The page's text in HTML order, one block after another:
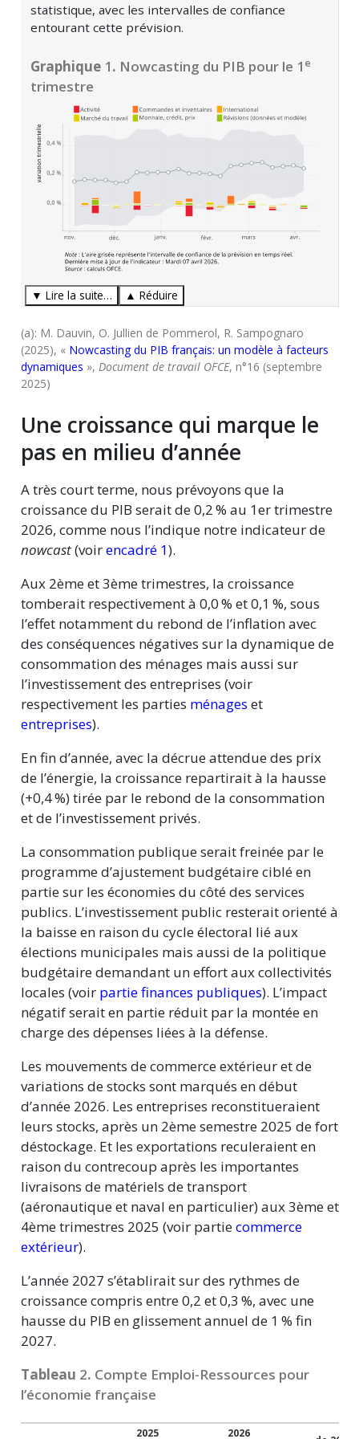
statistique, avec les intervalles de confiance
entourant cette prévision.
Graphique 1. Nowcasting du PIB pour le 1 e
trimestre
▼ Lire la suite… ▲ Réduire
(a): M. Dauvin, O. Jullien de Pommerol, R. Sampognaro
(2025), « Nowcasting du PIB français: un modèle à facteurs
dynamiques », Document de travail OFCE, n°16 (septembre
2025)
Une croissance qui marque le
pas en milieu d’année
A très court terme, nous prévoyons que la
croissance du PIB serait de 0,2 % au 1er trimestre
2026, comme nous l’indique notre indicateur de
nowcast(voirencadré 1).
Aux 2ème et 3ème trimestres, la croissance
tomberait respectivement à 0,0 % et0,1 %, sous
l’effet notamment du rebond de l’inflation avec
des conséquences négatives sur la dynamique de
consommation des ménages mais aussi sur
l’investissement des entreprises (voir
respectivement les parties ménages et
entreprises).
En fin d’année, avec la décrue attendue des prix
de l’énergie, la croissance repartirait à la hausse
(+0,4 %)tirée par le rebond de la consommation
et de l’investissement privés.
La consommation publique serait freinée par le
programme d’ajustement budgétaire ciblé en
partie sur les économies du côté des services
publics. L’investissement public resterait orienté à
la baisse en raison du cycle électoral lié aux
élections municipales mais aussi de la politique
budgétaire demandant un effort aux collectivités
locales (voir partie finances publiques). L’impact
négatif serait en partie réduit par la montée en
charge des dépenses liées à la défense.
Les mouvements de commerce extérieur et de
variations de stocks sont marqués en début
d’année 2026. Les entreprises reconstitueraient
leurs stocks, après un 2ème semestre 2025 de fort
déstockage. Et les exportations reculeraient en
raison du contrecoup après les importantes
livraisons de matériels de transport
(aéronautique et naval en particulier) aux 3ème et
4ème trimestres 2025 (voir partiecommerce
extérieur).
L’année 2027 s’établirait sur des rythmes de
croissance compris entre 0,2 et0,3 %, avec une
hausse du PIB en glissement annuel de 1 % fin
2027.
Tableau 2. Compte Emploi-Ressources pour
l’économie française
2025 2026